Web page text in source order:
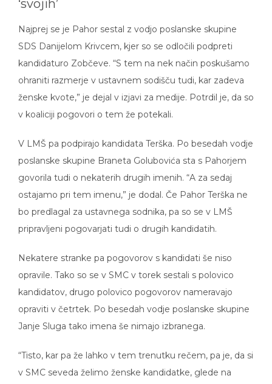
SDS Danijelom Krivcem, kjer so se odločili podpreti
kandidaturo Zobčeve. “S tem na nek način poskušamo
ohraniti razmerje v ustavnem sodišču tudi, kar zadeva
ženske kvote,” je dejal v izjavi za medije. Potrdil je, da so
v koaliciji pogovori o tem že potekali.
poslanske skupine Braneta Golubovića sta s Pahorjem
govorila tudi o nekaterih drugih imenih. “A za sedaj
ostajamo pri tem imenu,” je dodal. Če Pahor Terška ne
bo predlagal za ustavnega sodnika, pa so se v LMŠ
pripravljeni pogovarjati tudi o drugih kandidatih.
opravile. Tako so se v SMC v torek sestali s polovico
kandidatov, drugo polovico pogovorov nameravajo
opraviti v četrtek. Po besedah vodje poslanske skupine
Janje Sluga tako imena še nimajo izbranega.
v SMC seveda želimo ženske kandidatke, glede na
sestavo ustavnega sodišča, ki bo ostala po tem